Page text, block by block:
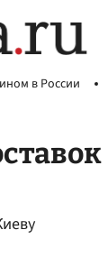
в России